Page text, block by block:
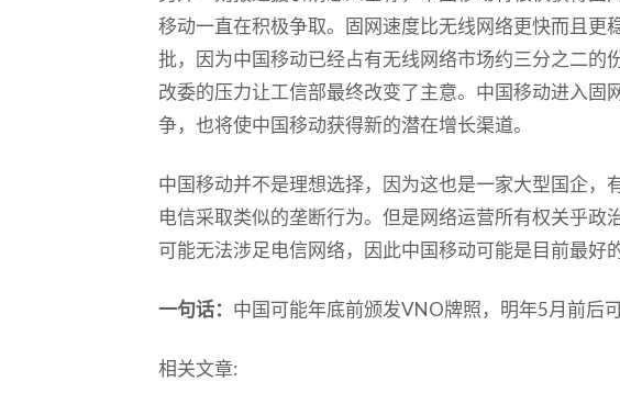
移动一直在积极争取。固网速度比无线网络更快而且更
批，因为中国移动已经占有无线网络市场约三分之二的
改委的压力让工信部最终改变了主意。中国移动进入固
争，也将使中国移动获得新的潜在增长渠道。
中国移动并不是理想选择，因为这也是一家大型国企，
电信采取类似的垄断行为。但是网络运营所有权关乎政
可能无法涉足电信网络，因此中国移动可能是目前最好的
一句话： 中国可能年底前颁发VNO牌照，明年5月前后
相关文章: